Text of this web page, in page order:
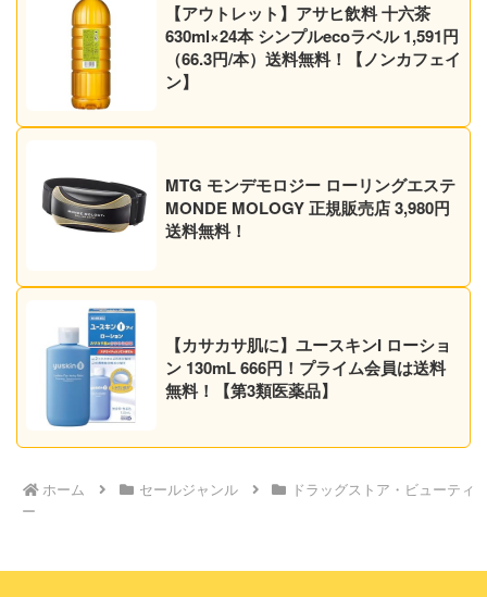
【アウトレット】アサヒ飲料 十六茶
630ml×24本 シンプルecoラベル 1,591円
（66.3円/本）送料無料！【ノンカフェイ
ン】
MTG モンデモロジー ローリングエステ
MONDE MOLOGY 正規販売店 3,980円
送料無料！
【カサカサ肌に】ユースキンI ローショ
ン 130mL 666円！プライム会員は送料
無料！【第3類医薬品】
ホーム セールジャンル
ドラッグストア・ビューティ
ー